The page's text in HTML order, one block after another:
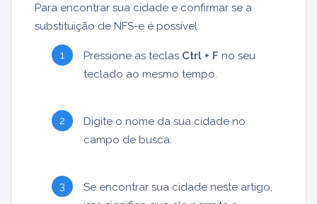
Para encontrar sua cidade e confirmar se a
substituição de NFS-e é possível:
Pressione as teclas Ctrl + F no seu
teclado ao mesmo tempo.
Digite o nome da sua cidade no
campo de busca.
Se encontrar sua cidade neste artigo,